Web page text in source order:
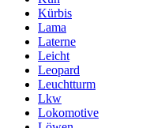
Kürbis
Lama
Laterne
Leicht
Leopard
Leuchtturm
Lkw
Lokomotive